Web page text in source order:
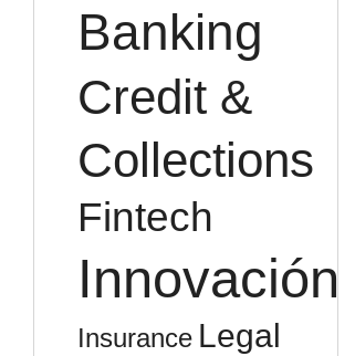
Banking
Credit &
Collections
Fintech
Innovación
Insurance Legal